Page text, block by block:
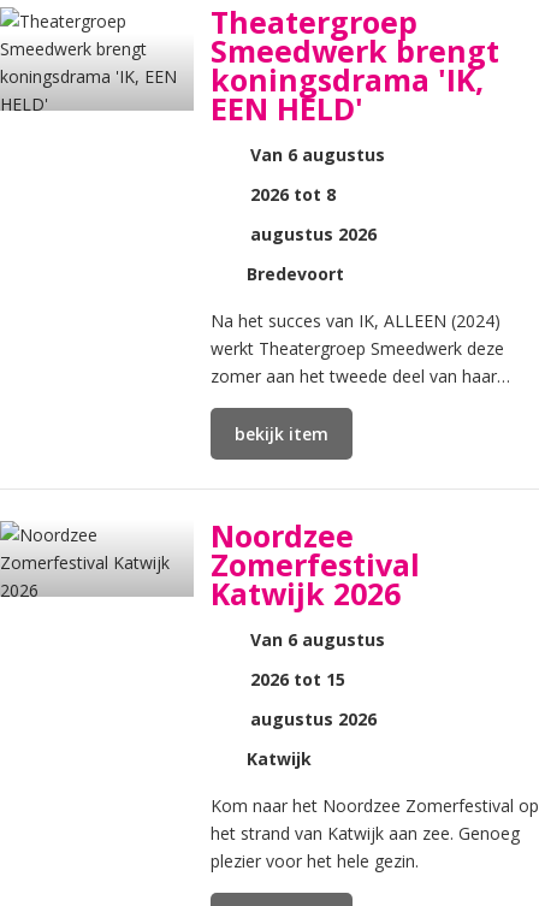
Theatergroep
Smeedwerk brengt
koningsdrama 'IK,
EEN HELD'
Van 6 augustus
2026 tot 8
augustus 2026
Bredevoort
Na het succes van IK, ALLEEN (2024)
werkt Theatergroep Smeedwerk deze
zomer aan het tweede deel van haar
koningsdrieluik.
bekijk item
Noordzee
Zomerfestival
Katwijk 2026
Van 6 augustus
2026 tot 15
augustus 2026
Katwijk
Kom naar het Noordzee Zomerfestival op
het strand van Katwijk aan zee. Genoeg
plezier voor het hele gezin.